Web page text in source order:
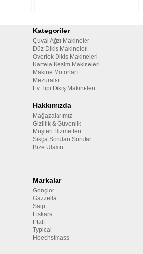
Kategoriler
Çuval Ağzı Makineler
Düz Dikiş Makineleri
Overlok Dikiş Makineleri
Kartela Kesim Makineleri
Makine Motorları
Mezuralar
Ev Tipi Dikiş Makineleri
Hakkımızda
Mağazalarımız
Gizlilik & Güvenlik
Müşteri Hizmetleri
Sıkça Sorulan Sorular
Bize Ulaşın
Markalar
Gençler
Gazzella
Saip
Fiskars
Pfaff
Typical
Hoechstmass